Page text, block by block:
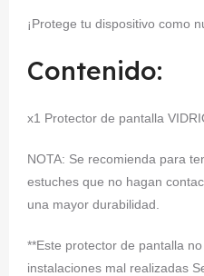
¡Protege tu dispositivo como
Contenido:
x1 Protector de pantalla
NOTA: Se recomienda para
estuches que no hagan
una mayor durabilidad.
**Este protector de pantalla
instalaciones mal realizadas